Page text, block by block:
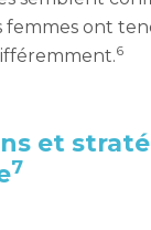
femmes ont
6
et
7